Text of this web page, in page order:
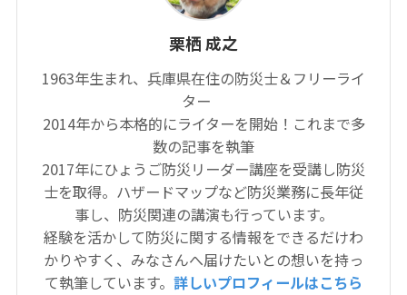
栗栖 成之
1963年生まれ、兵庫県在住の防災士＆フリーライ
ター
2014年から本格的にライターを開始！これまで多
数の記事を執筆
2017年にひょうご防災リーダー講座を受講し防災
士を取得。ハザードマップなど防災業務に長年従
事し、防災関連の講演も行っています。
経験を活かして防災に関する情報をできるだけわ
かりやすく、みなさんへ届けたいとの想いを持っ
て執筆しています。 詳しいプロフィールはこちら